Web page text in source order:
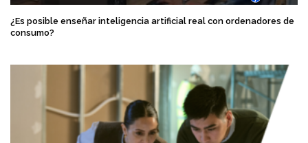
¿Es posible enseñar inteligencia artificial real con ordenadores de
consumo?